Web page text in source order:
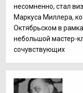
несомненно, стал
Маркуса Миллера,
Октябрьском в
небольшой мастер-
сочувствующих